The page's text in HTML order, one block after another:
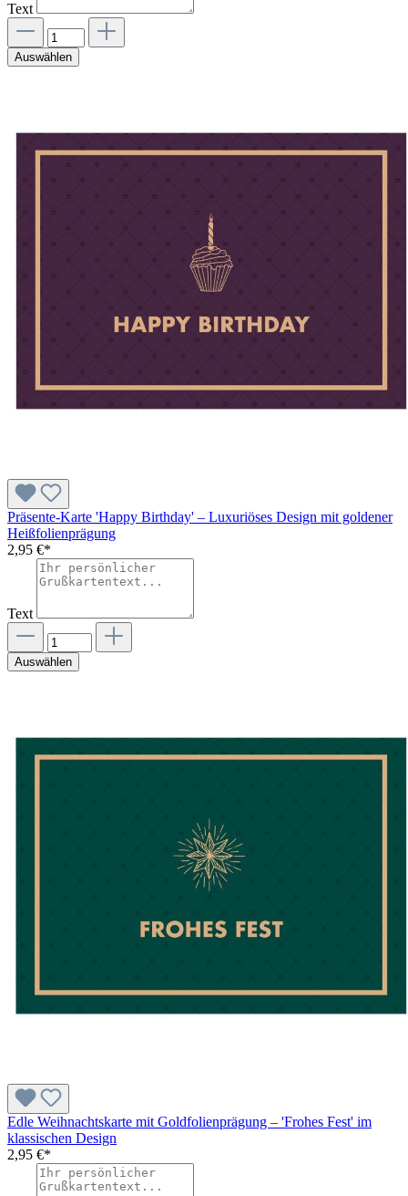
Text
Auswählen
Präsente-Karte 'Happy Birthday' – Luxuriöses Design mit goldener
Heißfolienprägung
2,95 €*
Text
Auswählen
Edle Weihnachtskarte mit Goldfolienprägung – 'Frohes Fest' im
klassischen Design
2,95 €*